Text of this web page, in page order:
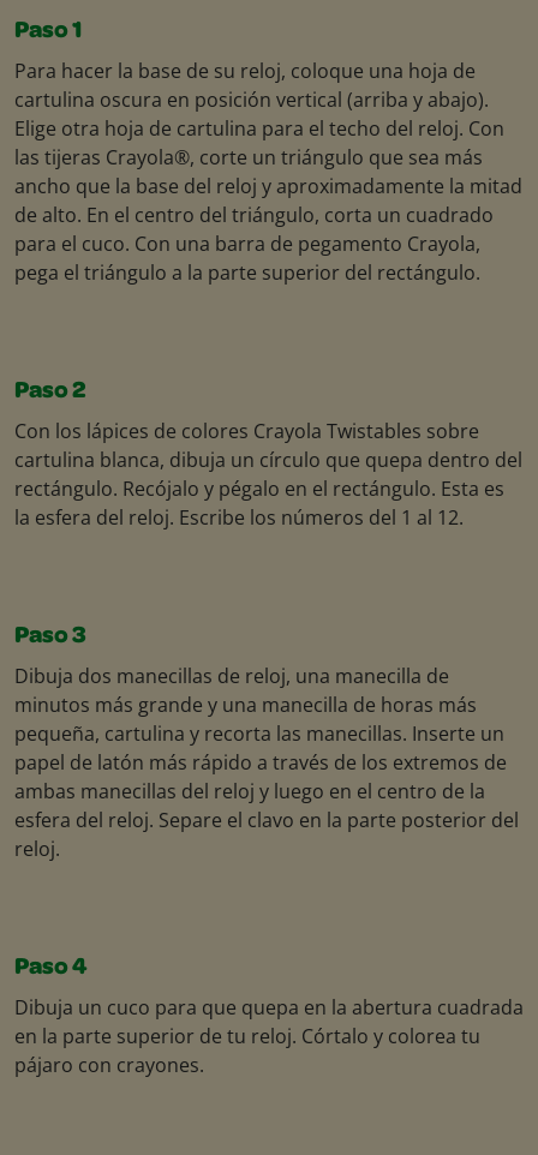
Paso 1
Para hacer la base de su reloj, coloque una hoja de
cartulina oscura en posición vertical (arriba y abajo).
Elige otra hoja de cartulina para el techo del reloj. Con
las tijeras Crayola®, corte un triángulo que sea más
ancho que la base del reloj y aproximadamente la mitad
de alto. En el centro del triángulo, corta un cuadrado
para el cuco. Con una barra de pegamento Crayola,
pega el triángulo a la parte superior del rectángulo.
Paso 2
Con los lápices de colores Crayola Twistables sobre
cartulina blanca, dibuja un círculo que quepa dentro del
rectángulo. Recójalo y pégalo en el rectángulo. Esta es
la esfera del reloj. Escribe los números del 1 al 12.
Paso 3
Dibuja dos manecillas de reloj, una manecilla de
minutos más grande y una manecilla de horas más
pequeña, cartulina y recorta las manecillas. Inserte un
papel de latón más rápido a través de los extremos de
ambas manecillas del reloj y luego en el centro de la
esfera del reloj. Separe el clavo en la parte posterior del
reloj.
Paso 4
Dibuja un cuco para que quepa en la abertura cuadrada
en la parte superior de tu reloj. Córtalo y colorea tu
pájaro con crayones.